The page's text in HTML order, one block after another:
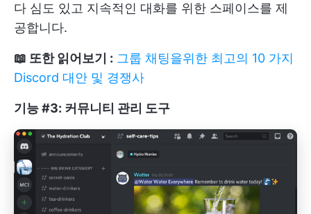
다 심도 있고 지속적인 대화를 위한 스페이스를 제
공합니다.
📖 또한 읽어보기 : 그룹 채팅을위한 최고의 10 가지
Discord 대안 및 경쟁사
기능 #3: 커뮤니티 관리 도구